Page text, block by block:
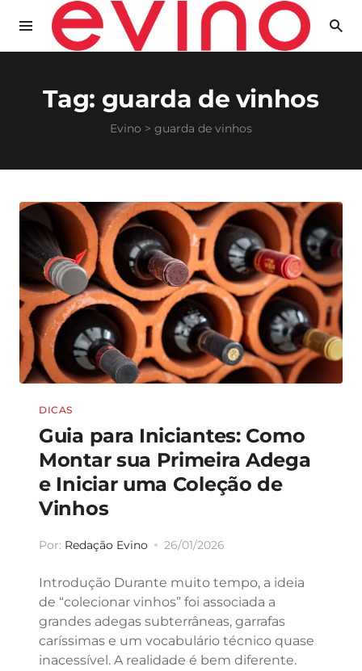
Tag: guarda de vinhos
Evino > guarda de vinhos
DICAS
Guia para Iniciantes: Como
Montar sua Primeira Adega
e Iniciar uma Coleção de
Vinhos
Por: Redação Evino 26/01/2026
Introdução Durante muito tempo, a ideia
de “colecionar vinhos” foi associada a
grandes adegas subterrâneas, garrafas
caríssimas e um vocabulário técnico quase
inacessível. A realidade é bem diferente.